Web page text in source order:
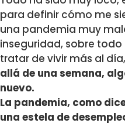
para definir cómo me
una pandemia muy
inseguridad, sobre
tratar de vivir más al día,
allá de una semana,
nuevo.
La pandemia, como
una estela de